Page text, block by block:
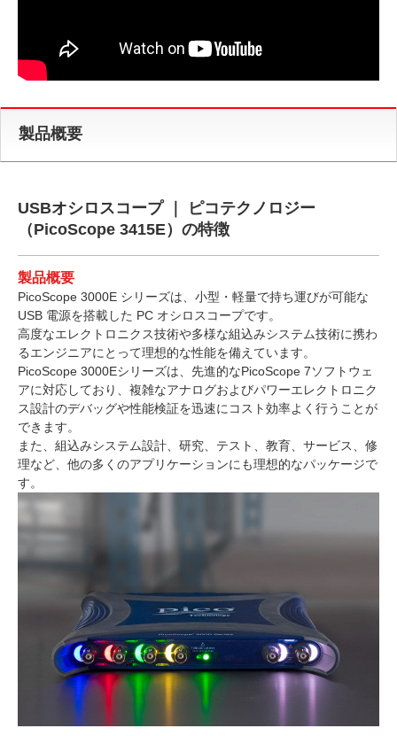
製品概要
USBオシロスコープ ｜ ピコテクノロジー
（PicoScope 3415E）の特徴
製品概要
PicoScope 3000E シリーズは、小型・軽量で持ち運びが可能な
USB 電源を搭載した PC オシロスコープです。
高度なエレクトロニクス技術や多様な組込みシステム技術に携わ
るエンジニアにとって理想的な性能を備えています。
PicoScope 3000Eシリーズは、先進的なPicoScope 7ソフトウェ
アに対応しており、複雑なアナログおよびパワーエレクトロニク
ス設計のデバッグや性能検証を迅速にコスト効率よく行うことが
できます。
また、組込みシステム設計、研究、テスト、教育、サービス、修
理など、他の多くのアプリケーションにも理想的なパッケージで
す。